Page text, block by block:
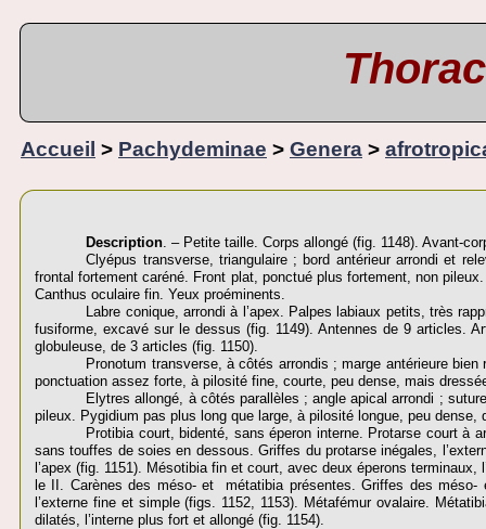
Accueil > Pachydeminae > Genera >
Description. – Petite taille. Corps allongé (fig. 1148). Avant-
Clyépus transverse, triangulaire ; bord antérieur arrondi et
frontal fortement caréné. Front plat, ponctué plus fortement, non
Canthus oculaire fin. Yeux proéminents.
Labre conique, arrondi à l’apex. Palpes labiaux petits, très
fusiforme, excavé sur le dessus (fig. 1149). Antennes de 9 articles.
globuleuse, de 3 articles (fig. 1150).
Pronotum transverse, à côtés arrondis ; marge antérieure
ponctuation assez forte, à pilosité fine, courte, peu dense, mais
Elytres allongé, à côtés parallèles ; angle apical arrondi ;
pileux. Pygidium pas plus long que large, à pilosité longue, peu dense,
Protibia court, bidenté, sans éperon interne. Protarse court à
sans touffes de soies en dessous. Griffes du protarse inégales,
l’apex (fig. 1151). Mésotibia fin et court, avec deux éperons
le II. Carènes des méso- et métatibia présentes. Griffes des méso-
l’externe fine et simple (figs. 1152, 1153). Métafémur ovalaire.
dilatés, l’interne plus fort et allongé (fig. 1154).